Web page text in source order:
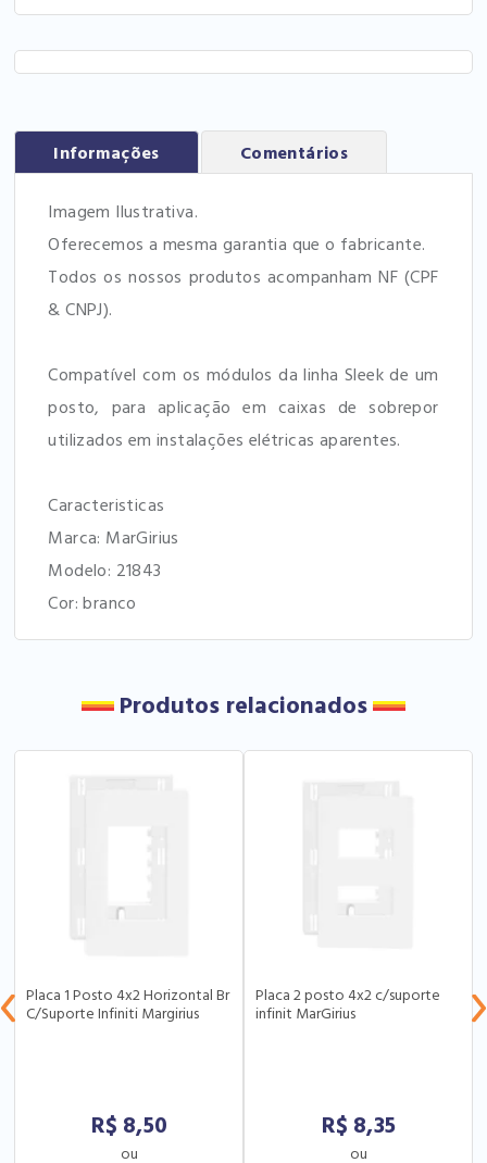
Informações Comentários
Imagem Ilustrativa.
Oferecemos a mesma garantia que o fabricante.
Todos os nossos produtos acompanham NF (CPF
& CNPJ).
Compatível com os módulos da linha Sleek de um
posto, para aplicação em caixas de sobrepor
utilizados em instalações elétricas aparentes.
Caracteristicas
Marca: MarGirius
Modelo: 21843
Cor: branco
Produtos relacionados
Placa 1 Posto 4x2 Horizontal Br
C/Suporte Infiniti Margirius
R$ 8,50
Placa 2 posto 4x2 c/suporte
infinit MarGirius
R$ 8,35